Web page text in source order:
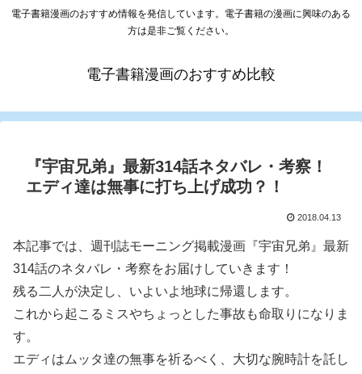
電子書籍漫画のおすすめ情報を発信しています。電子書籍の漫画に興味のある
方は是非ご覧ください。
電子書籍漫画のおすすめ比較
『宇宙兄弟』最新314話ネタバレ・考察！
エディ達は無事に打ち上げ成功？！
2018.04.13
本記事では、週刊誌モーニング掲載漫画『宇宙兄弟』最新
314話のネタバレ・考察をお届けしていきます！
残る二人が決定し、いよいよ地球に帰還します。
これから起こるミスやちょっとした事故も命取りになりま
す。
エディはムッタ達の無事を祈るべく、大切な腕時計を託し